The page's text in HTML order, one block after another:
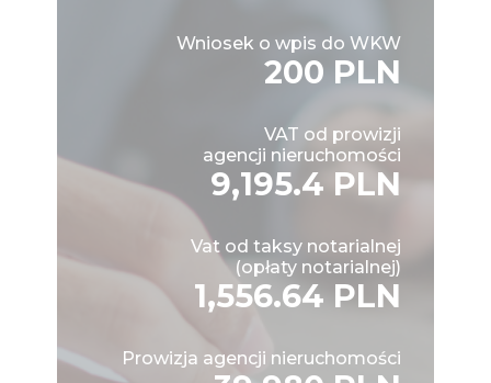
Wniosek o wpis do WKW
200 PLN
VAT od prowizji
agencji nieruchomości
9,195.4 PLN
Vat od taksy notarialnej
(opłaty notarialnej)
1,556.64 PLN
Prowizja agencji nieruchomości